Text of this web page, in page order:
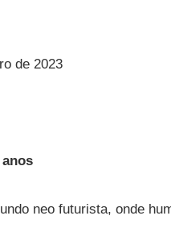
de 2023
anos
neo futurista, onde